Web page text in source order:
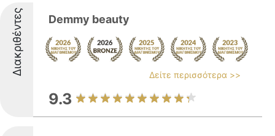
Διακριθέντες Demmy beauty
Δείτε περισσότερα >>
9.3